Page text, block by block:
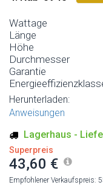
Wattage
Länge
Höhe
Durchmesser
Garantie
Herunterladen:
Anweisungen
Lagerhaus -
Superpreis
43,60 €
Empfohlener Verkaufspreis: